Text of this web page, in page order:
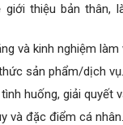
thiệu bản thân,
và kinh nghiệm làm
sản phẩm/dịch vụ.
huống, giải quyết
và đặc điểm cá nhân.